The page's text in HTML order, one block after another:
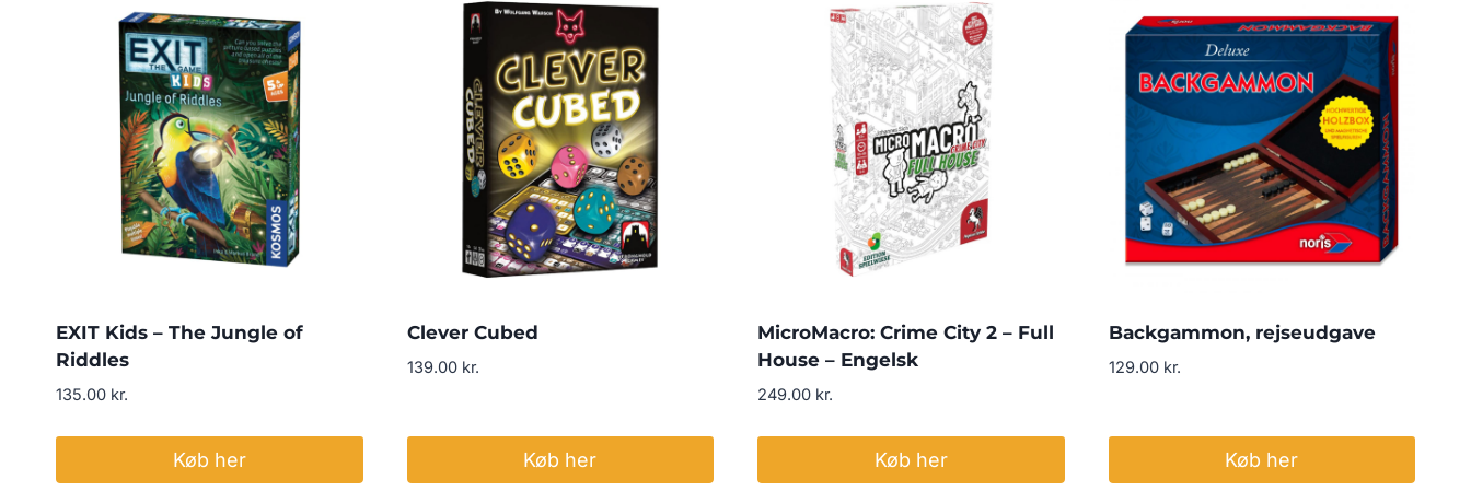
EXIT Kids – The Jungle of
Riddles
135.00 kr.
Køb her
Clever Cubed
139.00 kr.
Køb her
MicroMacro: Crime City 2 – Full
House – Engelsk
249.00 kr.
Køb her
Backgammon, rejseudgave
129.00 kr.
Køb her